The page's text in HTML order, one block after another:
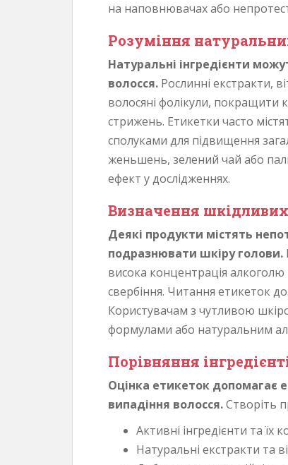
на наповнювачах або
Розуміння
Натуральні інгредієнти
волосся. Рослинні екстракти,
волосяні фолікули, покращити
стрижень. Етикетки часто
сполуками для підвищення
женьшень, зелений чай або
ефект у дослідженнях.
Визначення
Деякі продукти містять
подразнювати шкіру голови.
висока концентрація
свербіння. Читання етикеток
Користувачам з чутливою
формулами або натуральним
Порівняння
Оцінка етикеток допомагає
випадіння волосся.Створіть
Активні інгредієнти та їх
Натуральні екстракти та